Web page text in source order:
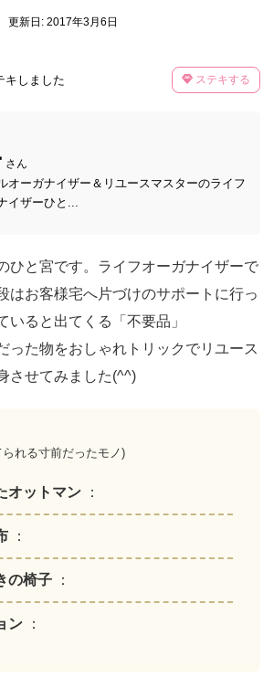
更新日: 2017年3月6日
キしました ステキする
さん
オーガナイザー＆リユースマスターのライフ
イザーひと...
ひと宮です。ライフオーガナイザーで
はお客様宅へ片づけのサポートに行っ
いると出てくる「不要品」
った物をおしゃれトリックでリユース
させてみました(^^)
られる寸前だったモノ)
オットマン ：
：
の椅子 ：
ン ：